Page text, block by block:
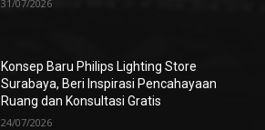
31/07/2026
Konsep Baru Philips Lighting Store
Surabaya, Beri Inspirasi Pencahayaan
Ruang dan Konsultasi Gratis
24/07/2026